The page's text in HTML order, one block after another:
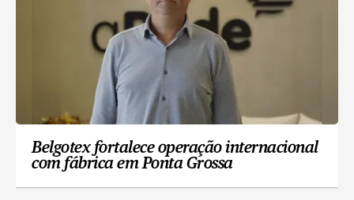
Belgotex fortalece operação internacional
com fábrica em Ponta Grossa